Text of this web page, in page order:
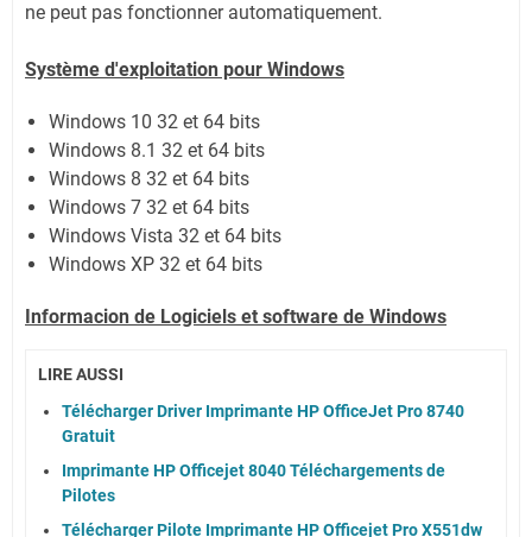
ne peut pas fonctionner automatiquement.
Système d'exploitation pour Windows
Windows 10 32 et 64 bits
Windows 8.1 32 et 64 bits
Windows 8 32 et 64 bits
Windows 7 32 et 64 bits
Windows Vista 32 et 64 bits
Windows XP 32 et 64 bits
Informacion de Logiciels et software de Windows
LIRE AUSSI
Télécharger Driver Imprimante HP OfficeJet Pro 8740
Gratuit
Imprimante HP Officejet 8040 Téléchargements de
Pilotes
Télécharger Pilote Imprimante HP Officejet Pro X551dw